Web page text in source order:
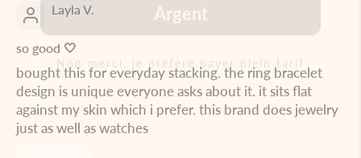
Layla V.
so good 🤍
bought this for everyday stacking. the ring bracelet
design is unique everyone asks about it. it sits flat
against my skin which i prefer. this brand does jewelry
just as well as watches
Non merci, je préfère payer plein tarif